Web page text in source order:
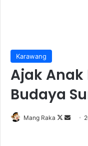
Karawang
Ajak
Budaya
Mang Raka
Follow
Send